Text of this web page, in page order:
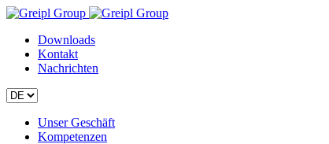
Downloads
Kontakt
Nachrichten
Unser Geschäft
Kompetenzen